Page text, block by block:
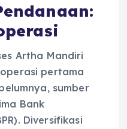
Artha Mandiri
pertama
sumber
Bank
Diversifikasi